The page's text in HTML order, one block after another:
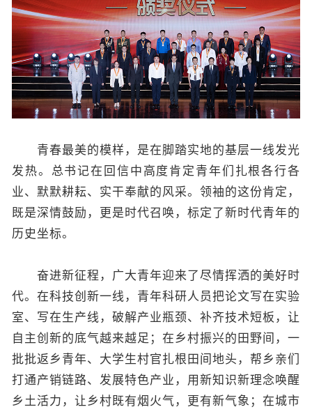
青春最美的模样，是在脚踏实地的基层一线发光
发热。总书记在回信中高度肯定青年们扎根各行各
业、默默耕耘、实干奉献的风采。领袖的这份肯定，
既是深情鼓励，更是时代召唤，标定了新时代青年的
历史坐标。
奋进新征程，广大青年迎来了尽情挥洒的美好时
代。在科技创新一线，青年科研人员把论文写在实验
室、写在生产线，破解产业瓶颈、补齐技术短板，让
自主创新的底气越来越足；在乡村振兴的田野间，一
批批返乡青年、大学生村官扎根田间地头，帮乡亲们
打通产销链路、发展特色产业，用新知识新理念唤醒
乡土活力，让乡村既有烟火气，更有新气象；在城市